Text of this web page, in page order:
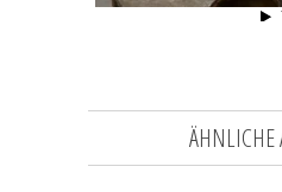
ÄHNLICHE